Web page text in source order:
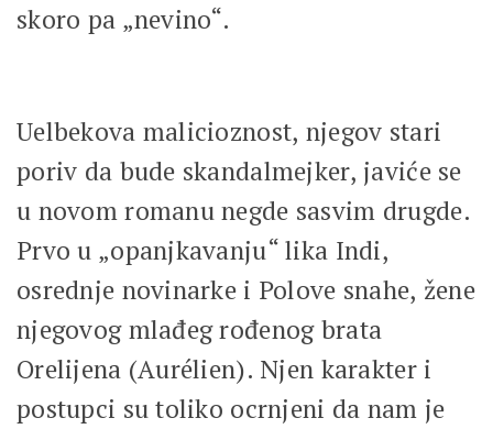
skoro pa „nevino“.
Uelbekova malicioznost, njegov stari
poriv da bude skandalmejker, javiće se
u novom romanu negde sasvim drugde.
Prvo u „opanjkavanju“ lika Indi,
osrednje novinarke i Polove snahe, žene
njegovog mlađeg rođenog brata
Orelijena (Aurélien). Njen karakter i
postupci su toliko ocrnjeni da nam je